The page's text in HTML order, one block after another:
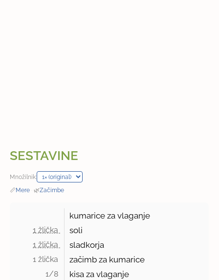
SESTAVINE
Množilnik:
📏Mere · 🌿Začimbe
kumarice za vlaganje
1 žlička soli
1 žlička sladkorja
1 žlička začimb za kumarice
1/8 kisa za vlaganje